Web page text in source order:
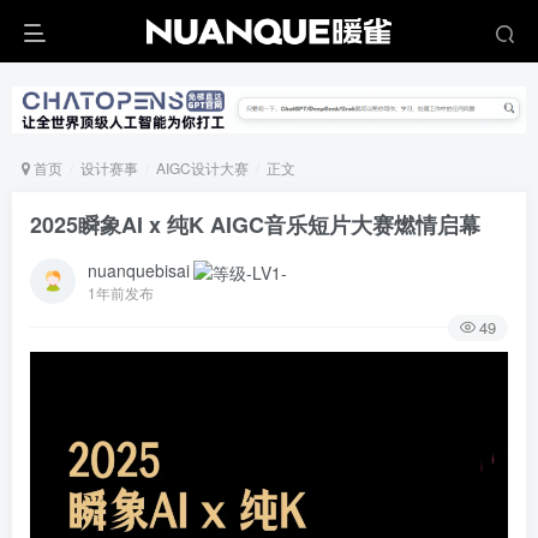
首页 设计赛事 AIGC设计大赛 正文
2025瞬象AI x 纯K AIGC音乐短片大赛燃情启幕
nuanquebisai
1年前发布
49